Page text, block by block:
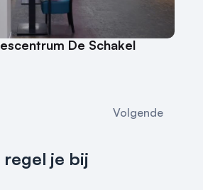
De Schakel
Volgende
je bij